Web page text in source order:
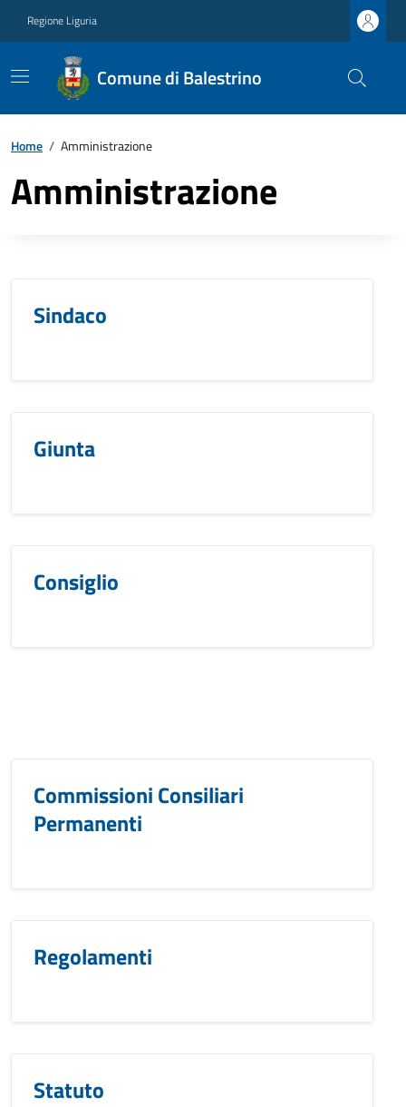
Regione Liguria
Comune di Balestrino
Home / Amministrazione
Amministrazione
Sindaco
Giunta
Consiglio
Commissioni Consiliari
Permanenti
Regolamenti
Statuto